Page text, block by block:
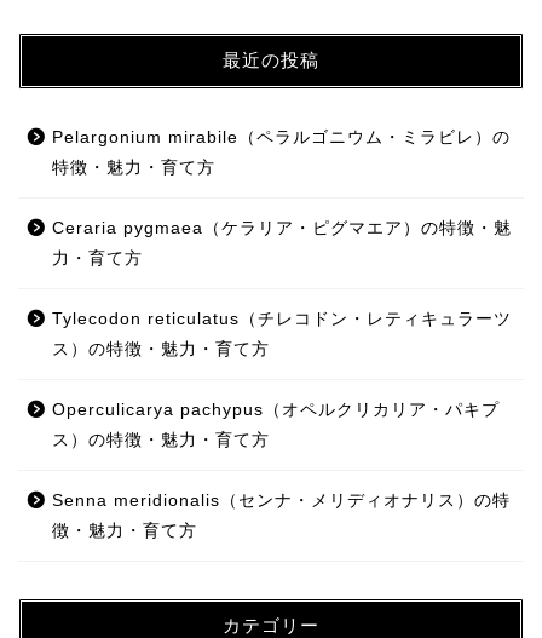
最近の投稿
Pelargonium mirabile（ペラルゴニウム・ミラビレ）の
特徴・魅力・育て方
Ceraria pygmaea（ケラリア・ピグマエア）の特徴・魅
力・育て方
Tylecodon reticulatus（チレコドン・レティキュラーツ
ス）の特徴・魅力・育て方
Operculicarya pachypus（オペルクリカリア・パキプ
ス）の特徴・魅力・育て方
Senna meridionalis（センナ・メリディオナリス）の特
徴・魅力・育て方
カテゴリー